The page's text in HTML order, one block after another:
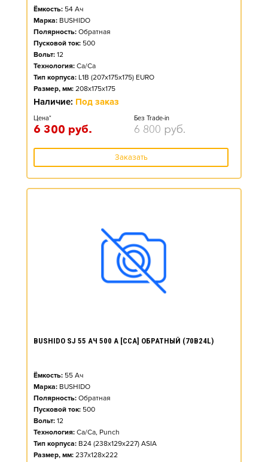
Ёмкость: 54 Ач
Марка: BUSHIDO
Полярность: Обратная
Пусковой ток: 500
Вольт: 12
Технология: Ca/Ca
Тип корпуса: L1B (207x175x175) EURO
Размер, мм: 208x175x175
Наличие: Под заказ
Цена*
6 300 руб.
Без Trade-in
6 800 руб.
Заказать
BUSHIDO SJ 55 АЧ 500 А [CCA] ОБРАТНЫЙ (70B24L)
Ёмкость: 55 Ач
Марка: BUSHIDO
Полярность: Обратная
Пусковой ток: 500
Вольт: 12
Технология: Ca/Ca, Punch
Тип корпуса: B24 (238x129x227) ASIA
Размер, мм: 237x128x222